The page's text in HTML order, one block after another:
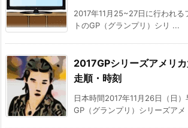
2017年11月25~27日に行われる
トのGP（グランプリ）シリ ...
2017GPシリーズアメリ
走順・時刻
日本時間2017年11月26日（日
GP（グランプリ）シリーズアメ